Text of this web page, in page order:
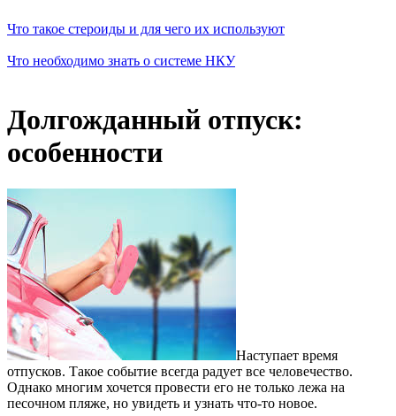
Что такое стероиды и для чего их используют
Что необходимо знать о системе НКУ
Долгожданный отпуск:
особенности
Наступает время
отпусков. Такое событие всегда радует все человечество.
Однако многим хочется провести его не только лежа на
песочном пляже, но увидеть и узнать что-то новое.